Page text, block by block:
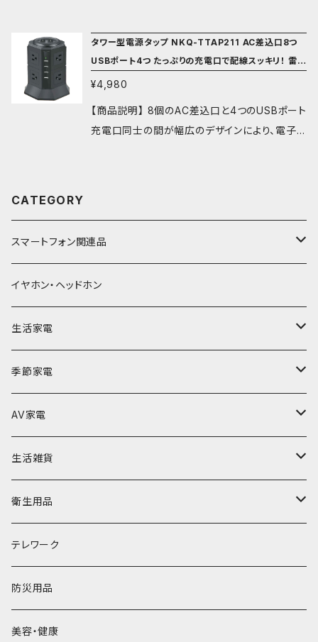
A)：5V-2.4A / 4.5-5V-5A / 9V-3A / 12V-1.5
A(QC) (USB-C)：5V-3A / 9V-3A / 20V-3A
(PD3.0)PPS/QC4+ 3.3-11V×5A / 3.3-16V×
OFFタイマー機能 ■シンプルで見やすいスティ
ック型コントローラー ■絡まりにくく、千切れに
くい、平型PVCホース ■シックで高級感のある
レザー風生地 ■大きく開く巾着型収納袋 ■選
べる2色展開(ブラック＆グレー) 【商品仕様】 商
×14cm (足回り35-45cm対応) 重量:約2.3kg
商品状態：新品未使用品 保証期間：商品お届け
後 1年間（保証期間経過後のお申し出は対応で
きません。）
設計と様々な機能を搭載してます ※1回の連続
仕様は1時間以内でご利用下さい。 【商品詳細】
■バリエーション豊富な6種類のアタッチメント
■振動強度30段階 押し当てる強さでパワー
調整可能 ■静音設計（35db) ※図書館の静け
様】 商品名：ボディガン 型番：ACW-BG211GB
K・ACW-BG211MBK JAN：4580134552379・
4580134552386 商品状態：新品未使用品 保
証期間：商品お届け後 1年間（保証期間経過後
タワー型電源タップ NKQ-TTAP211 AC差込口8つ
USBポート4つ たっぷりの充電口で配線スッキリ！ 雷サ
ージ 過負荷保護機能搭載
¥4,980
【商品説明】 8個のAC差込口と4つのUSBポート
充電口同士の間が幅広のデザインにより、電子
圧の過負荷を感知した時、自動で電源を切り機
す。 ※雷サージとは 落雷・高電圧などの
高所にある電線などに 瞬間的に高い電圧
果 2つの独立スイッチで使用しない側の待機
力 DC5V/4.2A（合計） スイッチ 2極スイッチ
ーブルの長さ 1.9ｍ（プラグ部を除く） 本体サ
約672ｇ 材質 PC耐火性ABS 商品状態 未
CATEGORY
スマートフォン関連品
バッテリー・充電器
モバイルバッテリー
ACアダプター
ケーブル
Lightningケーブル
Type-Cケーブル
モバイルタップ
ケース・保護フィルム
iPhone13
イヤホン・ヘッドホン
生活家電
空気清浄機
翻訳機
筆談機
掃除・清掃
季節家電
扇風機
加湿器
AV家電
テレビ・モニター
BD・DVDプレーヤー
生活雑貨
クッション
テーブル
バッグ
乾電池
衛生用品
除菌用品
マスク
テレワーク
防災用品
美容・健康